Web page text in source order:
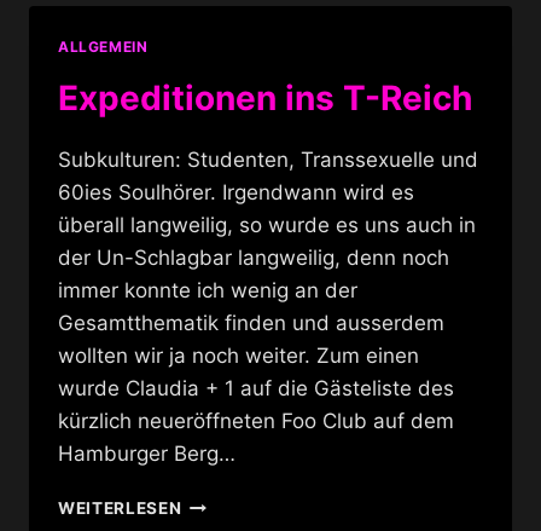
ALLGEMEIN
Expeditionen ins T-Reich
Subkulturen: Studenten, Transsexuelle und
60ies Soulhörer. Irgendwann wird es
überall langweilig, so wurde es uns auch in
der Un-Schlagbar langweilig, denn noch
immer konnte ich wenig an der
Gesamtthematik finden und ausserdem
wollten wir ja noch weiter. Zum einen
wurde Claudia + 1 auf die Gästeliste des
kürzlich neueröffneten Foo Club auf dem
Hamburger Berg…
WEITERLESENEXPEDITIONEN